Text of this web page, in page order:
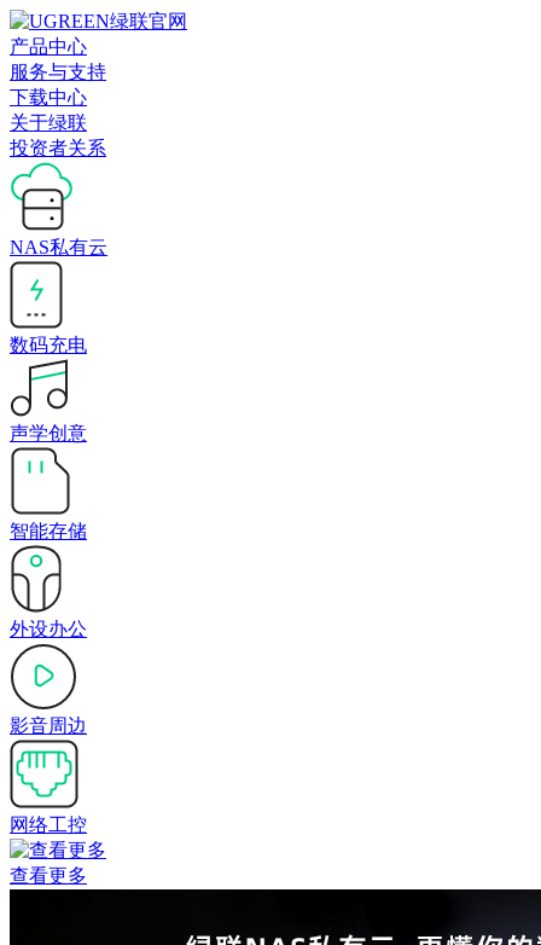
产品中心
服务与支持
下载中心
关于绿联
投资者关系
NAS私有云
数码充电
声学创意
智能存储
外设办公
影音周边
网络工控
查看更多